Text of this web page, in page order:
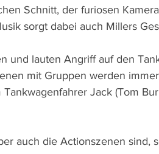
Schnitt, der furiosen
sorgt dabei auch Millers
und lauten Angriff auf den
mit Gruppen werden
Jack (Tom
auch die Actionszenen sind,